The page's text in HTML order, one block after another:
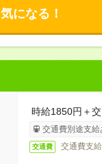
気になる！
時給1850円＋
交通費別途支給
交通費 交通費支